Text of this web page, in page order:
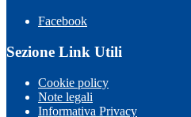
Facebook
Sezione Link Utili
Cookie policy
Note legali
Informativa Privacy